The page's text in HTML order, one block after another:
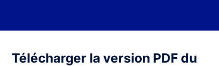
Télécharger la version PDF du